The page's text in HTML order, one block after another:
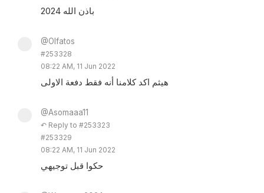
2024 باذن الله
@Olfatos
#253328
08:22 AM, 11 Jun 2022
هيثم اكد كلامنا أنه فقط دفعة الاولى
@Asomaaa11
↶ Reply to #253323
#253329
08:22 AM, 11 Jun 2022
حكوا قبل توجيهي